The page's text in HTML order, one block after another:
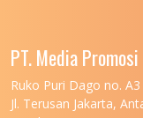
PT. Media
Ruko Puri Dago no. A3
Jl. Terusan Jakarta,